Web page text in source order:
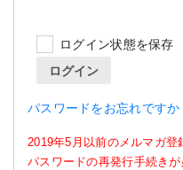
ログイン状態を保存
ログイン
パスワードをお忘れですか
2019年5月以前のメルマガ登
パスワードの再発行手続きが